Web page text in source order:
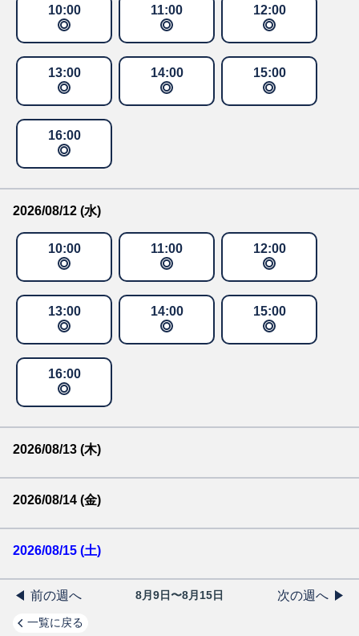
10:00 11:00 12:00
13:00 14:00 15:00
16:00
2026/08/12 (水)
10:00 11:00 12:00
13:00 14:00 15:00
16:00
2026/08/13 (木)
2026/08/14 (金)
2026/08/15 (土)
前の週へ 8月9日〜8月15日 次の週へ
一覧に戻る